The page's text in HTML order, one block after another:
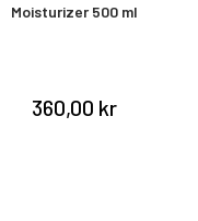
Moisturizer 500 ml
360,00 kr